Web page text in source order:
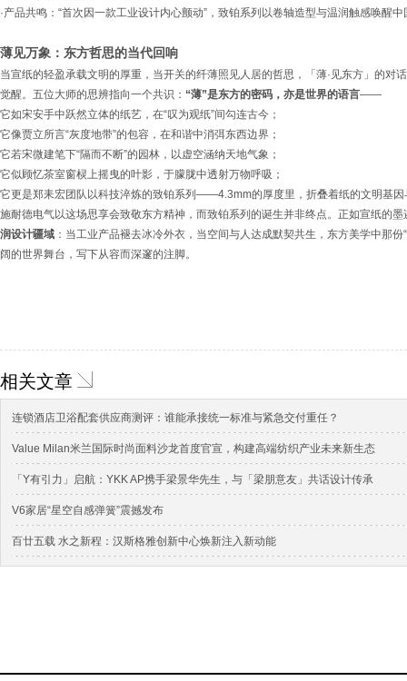
·产品共鸣：“首次因一款工业设计内心颤动”，致铂系列以卷轴造型与温润触感唤醒
薄见万象：东方哲思的当代回响
当宣纸的轻盈承载文明的厚重，当开关的纤薄照见人居的哲思，「薄·见东方」的对
觉醒。五位大师的思辨指向一个共识： “薄”是东方的密码，亦是世界的语言——
它如宋安手中跃然立体的纸艺，在“叹为观纸”间勾连古今；
它像贾立所言“灰度地带”的包容，在和谐中消弭东西边界；
它若宋微建笔下“隔而不断”的园林，以虚空涵纳天地气象；
它似顾忆茶室窗棂上摇曳的叶影，于朦胧中透射万物呼吸；
它更是郑耒宏团队以科技淬炼的致铂系列——4.3mm的厚度里，折叠着纸的文明基因
施耐德电气以这场思享会致敬东方精神，而致铂系列的诞生并非终点。正如宣纸的
润设计疆域 ：当工业产品褪去冰冷外衣，当空间与人达成默契共生，东方美学中那
阔的世界舞台，写下从容而深邃的注脚。
相关文章
连锁酒店卫浴配套供应商测评：谁能承接统一标准与紧急交付重任？
Value Milan米兰国际时尚面料沙龙首度官宣，构建高端纺织产业未来新生态
「Y有引力」启航：YKK AP携手梁景华先生，与「梁朋意友」共话设计传承
V6家居“星空自感弹簧”震撼发布
百廿五载 水之新程：汉斯格雅创新中心焕新注入新动能